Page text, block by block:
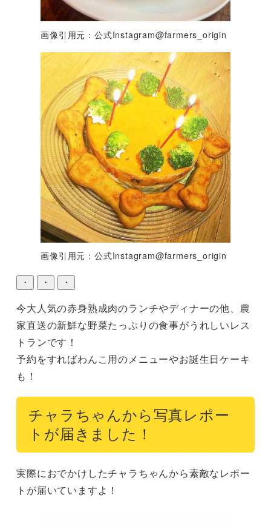
画像引用元：公式Instagram@farmers_origin
画像引用元：公式Instagram@farmers_origin
・ ・ ・
今大人気の赤身熟成肉のランチやディナーの他、農
家直送の新鮮な野菜たっぷりの食事がうれしいレス
トランです！
予約をすればわんこ用のメニューやお誕生日ケーキ
も！
チャラちゃんから写真レポー
トが届きました！
実際におでかけしたチャラちゃんから素敵なレポー
トが届いていますよ！